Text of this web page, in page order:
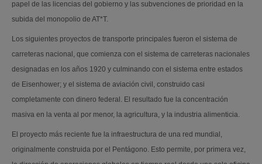
papel de las licencias del gobierno y las subvenciones de prioridad en la
subida del monopolio de AT*T.
Los siguientes proyectos de transporte principales fueron el sistema de
carreteras nacional, que comienza con el sistema de carreteras nacionales
designadas en los años 1920 y culminando con el sistema entre estados
de Eisenhower; y el sistema de aviación civil, construido casi
completamente con dinero federal. El resultado fue la concentración
masiva en la venta al por menor, la agricultura, y la industria alimenticia.
El proyecto más reciente fue la infraestructura de una red mundial,
originalmente construida por el Pentágono. Esto permite, por primera vez,